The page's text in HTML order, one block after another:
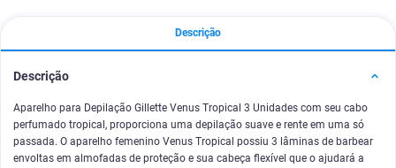
Descrição
Descrição
Aparelho para Depilação Gillette Venus Tropical 3 Unidades com seu cabo
perfumado tropical, proporciona uma depilação suave e rente em uma só
passada. O aparelho femenino Venus Tropical possiu 3 lâminas de barbear
envoltas em almofadas de proteção e sua cabeça flexível que o ajudará a